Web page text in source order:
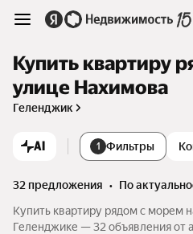
Купить квартиру
улице Нахимова
Геленджик
AI 1 Фильтры
32 предложения •
по
Купить квартиру рядом с морем
Геленджике — 32 объявления от